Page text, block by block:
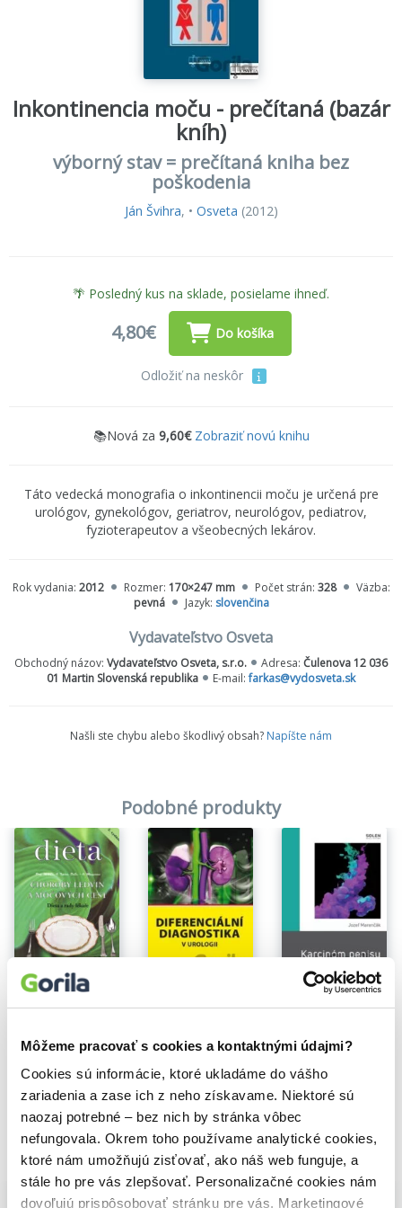
Môžeme pracovať s cookies a kontaktnými údajmi?
Cookies sú informácie, ktoré ukladáme do vášho
zariadenia a zase ich z neho získavame. Niektoré sú
naozaj potrebné – bez nich by stránka vôbec
nefungovala. Okrem toho používame analytické cookies,
ktoré nám umožňujú zisťovať, ako náš web funguje, a
stále ho pre vás zlepšovať. Personalizačné cookies nám
dovoľujú prispôsobovať stránku pre vás. Marketingové
Inkontinencia moču - prečítaná (bazár
kníh)
výborný stav = prečítaná kniha bez
poškodenia
Ján Švihra, • Osveta (2012)
🌴 Posledný kus na sklade, posielame ihneď.
4,80€ Do košíka
Odložiť na neskôr
📚Nová za 9,60€ Zobraziť novú knihu
Táto vedecká monografia o inkontinencii moču je určená pre
urológov, gynekológov, geriatrov, neurológov, pediatrov,
fyzioterapeutov a všeobecných lekárov.
Rok vydania: 2012 Rozmer: 170×247 mm Počet strán: 328
Väzba:
pevná
Jazyk: slovenčina
Vydavateľstvo Osveta
Obchodný názov: Vydavateľstvo Osveta, s.r.o. Adresa: Čulenova 12 036
01 Martin Slovenská republika
E-mail:farkas@vydosveta.sk
Našli ste chybu alebo škodlivý obsah? Napíšte nám
Podobné produkty
Na sklade
6,10€
Petr Macek,Tomáš Hanuš ,Vladimír Kubíček
Karcinóm penisu
Jozef Marenčák
Vybrané pre teba